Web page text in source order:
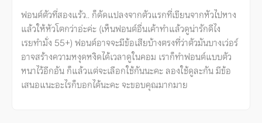
ฟอนต์ตัวที่สองแร้ว.. ก็ดัดแปลงจากตัวแรกที่เขียนจากหัวไปหาง
แล้วให้หัวโตกว่าอ่ะค่ะ (เห็นฟอนต์อื่นเค้าทําแล้วดูน่ารักดีไง
เรยทํามั่ง 55+) ฟอนต์อาจจะมีข้อเสียบ้างตรงที่ว่าตัวมันบางเว่อร์
อาจสร้างความหงุดหงิดได้เวลาดูในคอม เราก็ทําฟอนต์แบบตัว
หนาไว้อีกอัน ก็แล้วแต่จะเลือกใช้กันนะคะ ลองใช้ดูละกัน มีข้อ
เสนอแนะอะไรก็บอกได้นะคะ จะขอบคุณมากมาย